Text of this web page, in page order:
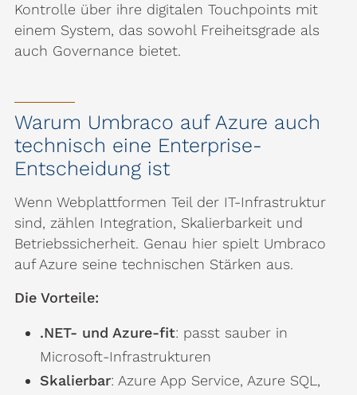
Kontrolle über ihre digitalen Touchpoints mit
einem System, das sowohl Freiheitsgrade als
auch Governance bietet.
Warum Umbraco auf Azure auch
technisch eine Enterprise-
Entscheidung ist
Wenn Webplattformen Teil der IT-Infrastruktur
sind, zählen Integration, Skalierbarkeit und
Betriebssicherheit. Genau hier spielt Umbraco
auf Azure seine technischen Stärken aus.
Die Vorteile:
.NET- und Azure-fit: passt sauber in
Microsoft-Infrastrukturen
Skalierbar: Azure App Service, Azure SQL,